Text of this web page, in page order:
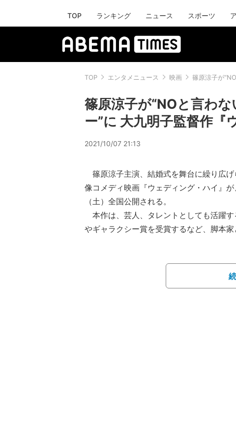
TOP ランキング ニュース スポーツ
TOP エンタメニュース 映画 篠原涼子が
篠原涼子が“NOと言わ
ー”に 大九明子監督作『
2021/10/07 21:13
篠原涼子主演、結婚式を舞台に繰り広
像コメディ映画『ウェディング・ハイ』
（土）全国公開される。
本作は、芸人、タレントとしても活躍す
やギャラクシー賞を受賞するなど、脚本家
結婚式、それは新郎新婦にとって人生最
し、結婚式に命を懸けていたのは２人だ